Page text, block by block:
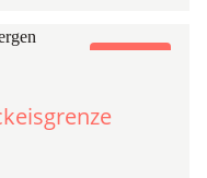
Expedition